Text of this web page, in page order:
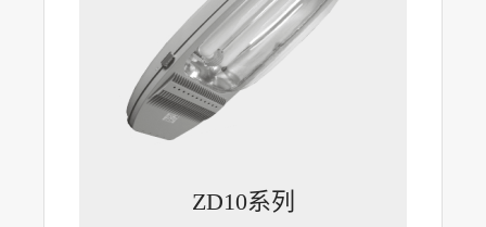
ZD10系列